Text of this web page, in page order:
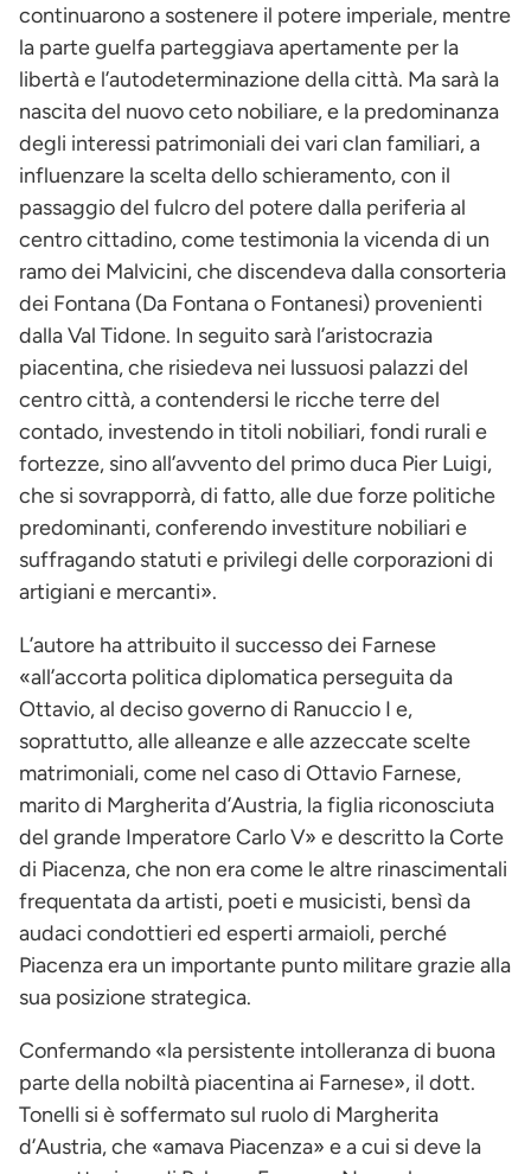
continuarono a sostenere il potere imperiale, mentre
la parte guelfa parteggiava apertamente per la
libertà e l’autodeterminazione della città. Ma sarà la
nascita del nuovo ceto nobiliare, e la predominanza
degli interessi patrimoniali dei vari clan familiari, a
influenzare la scelta dello schieramento, con il
passaggio del fulcro del potere dalla periferia al
centro cittadino, come testimonia la vicenda di un
ramo dei Malvicini, che discendeva dalla consorteria
dei Fontana (Da Fontana o Fontanesi) provenienti
dalla Val Tidone. In seguito sarà l’aristocrazia
piacentina, che risiedeva nei lussuosi palazzi del
centro città, a contendersi le ricche terre del
contado, investendo in titoli nobiliari, fondi rurali e
fortezze, sino all’avvento del primo duca Pier Luigi,
che si sovrapporrà, di fatto, alle due forze politiche
predominanti, conferendo investiture nobiliari e
suffragando statuti e privilegi delle corporazioni di
artigiani e mercanti».
L’autore ha attribuito il successo dei Farnese
«all’accorta politica diplomatica perseguita da
Ottavio, al deciso governo di Ranuccio I e,
soprattutto, alle alleanze e alle azzeccate scelte
matrimoniali, come nel caso di Ottavio Farnese,
marito di Margherita d’Austria, la figlia riconosciuta
del grande Imperatore Carlo V» e descritto la Corte
di Piacenza, che non era come le altre rinascimentali
frequentata da artisti, poeti e musicisti, bensì da
audaci condottieri ed esperti armaioli, perché
Piacenza era un importante punto militare grazie alla
sua posizione strategica.
Confermando «la persistente intolleranza di buona
parte della nobiltà piacentina ai Farnese», il dott.
Tonelli si è soffermato sul ruolo di Margherita
d’Austria, che «amava Piacenza» e a cui si deve la